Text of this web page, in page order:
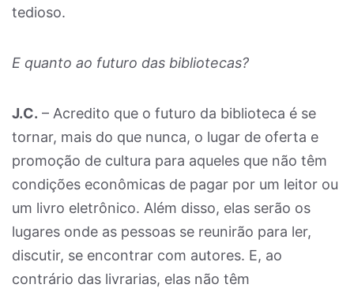
tedioso.
E quanto ao futuro das bibliotecas?
J.C. – Acredito que o futuro da biblioteca é se
tornar, mais do que nunca, o lugar de oferta e
promoção de cultura para aqueles que não têm
condições econômicas de pagar por um leitor ou
um livro eletrônico. Além disso, elas serão os
lugares onde as pessoas se reunirão para ler,
discutir, se encontrar com autores. E, ao
contrário das livrarias, elas não têm